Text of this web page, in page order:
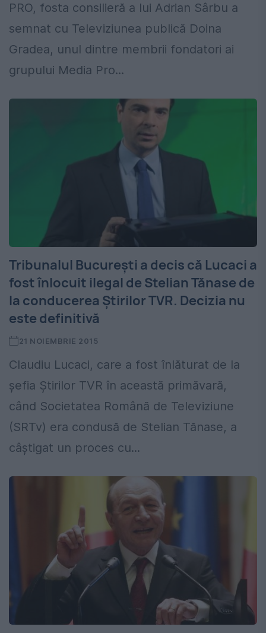
PRO, fosta consilieră a lui Adrian Sârbu a
semnat cu Televiziunea publică Doina
Gradea, unul dintre membrii fondatori ai
grupului Media Pro...
Tribunalul Bucureşti a decis că Lucaci a
fost înlocuit ilegal de Stelian Tănase de
la conducerea Ştirilor TVR. Decizia nu
este definitivă
21 NOIEMBRIE 2015
Claudiu Lucaci, care a fost înlăturat de la
şefia Ştirilor TVR în această primăvară,
când Societatea Română de Televiziune
(SRTv) era condusă de Stelian Tănase, a
câştigat un proces cu...